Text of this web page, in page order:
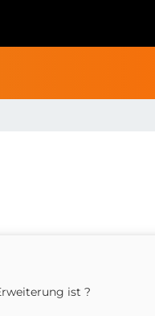
ist ?